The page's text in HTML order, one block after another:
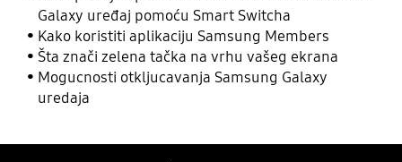
Galaxy uređaj pomoću Smart Switcha
Kako koristiti aplikaciju Samsung Members
Šta znači zelena tačka na vrhu vašeg ekrana
Mogucnosti otkljucavanja Samsung Galaxy
uredaja